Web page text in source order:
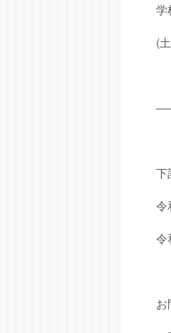
学
(
下
令
令
お